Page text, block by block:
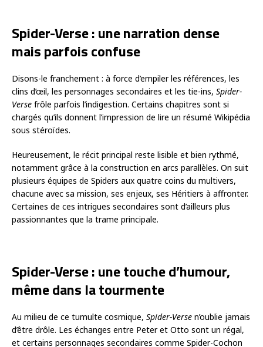
Spider-Verse : une narration dense
mais parfois confuse
Disons-le franchement : à force d’empiler les références, les
clins d’œil, les personnages secondaires et les tie-ins, Spider-
Verse frôle parfois l’indigestion. Certains chapitres sont si
chargés qu’ils donnent l’impression de lire un résumé Wikipédia
sous stéroïdes.
Heureusement, le récit principal reste lisible et bien rythmé,
notamment grâce à la construction en arcs parallèles. On suit
plusieurs équipes de Spiders aux quatre coins du multivers,
chacune avec sa mission, ses enjeux, ses Héritiers à affronter.
Certaines de ces intrigues secondaires sont d’ailleurs plus
passionnantes que la trame principale.
Spider-Verse : une touche d’humour,
même dans la tourmente
Au milieu de ce tumulte cosmique, Spider-Verse n’oublie jamais
d’être drôle. Les échanges entre Peter et Otto sont un régal,
et certains personnages secondaires comme Spider-Cochon